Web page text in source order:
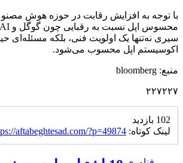
با توجه به افزایش رقابت در حوزه هوش
سیری نه‌تنها یک اولویت فنی، بلکه مسئله‌ای
اکوسیستم اپل محسوب می‌شود.
منبع: bloomberg
۲۲۷۲۲۷
102 بازدید
لینک کوتاه: aftabeghtesad.com/?p=49874